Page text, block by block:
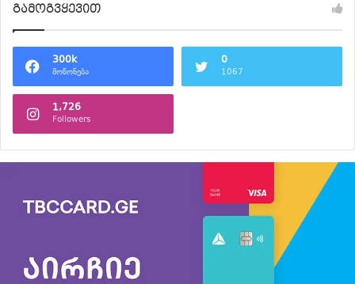
გამოგვყევით
300k
მოწონება
0
1067
1,726
Followers